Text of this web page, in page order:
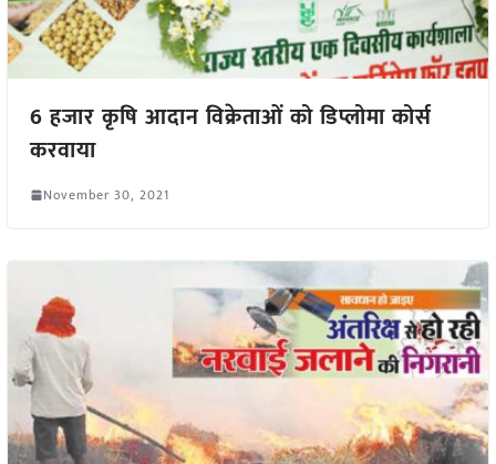
6 हजार कृषि आदान विक्रेताओं को डिप्लोमा कोर्स
करवाया
November 30, 2021